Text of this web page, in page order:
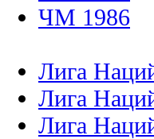
ЧМ 1986
Лига
Лига
Лига